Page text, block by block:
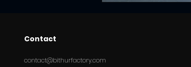
Contact
contact@bithurfactory.com